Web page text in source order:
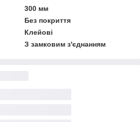
300 мм
Без покриття
Клейові
З замковим з'єднанням